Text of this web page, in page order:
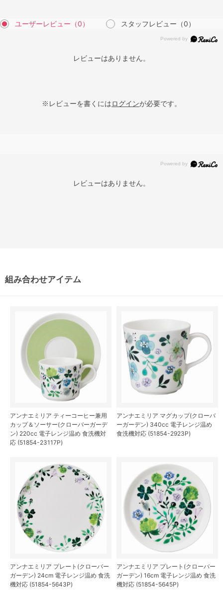
ユーザーレビュー （0） スタッフレビュー （0）
レビューはありません。
※レビューを書くにはログインが必要です。
レビューはありません。
組み合わせアイテム
アンナエミリア ティーコーヒー兼用
カップ＆ソーサー(クローバーガーデ
ン) 220cc 電子レンジ温め 食洗機対
応 (51854-23117P)
アンナエミリア マグカップ(クローバ
ーガーデン) 340cc 電子レンジ温め
食洗機対応 (51854-2923P)
アンナエミリア プレート(クローバー
ガーデン) 24cm 電子レンジ温め 食洗
機対応 (51854-5643P)
アンナエミリア プレート(クローバー
ガーデン) 16cm 電子レンジ温め 食洗
機対応 (51854-5645P)